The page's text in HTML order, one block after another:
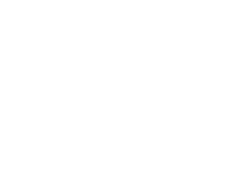
- otwiera się w nowym oknie